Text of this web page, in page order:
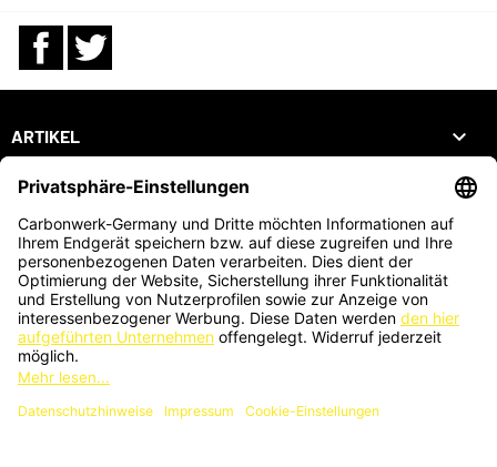
Facebook
ARTIKEL 
UNTERNEHMEN 
DEIN KONTO 
SHOP